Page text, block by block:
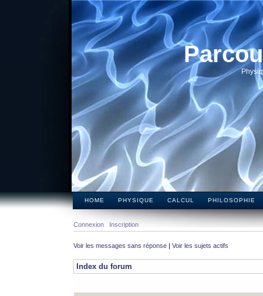
HOME PHYSIQUE CALCUL PHILOSOPHIE
Connexion Inscription
Voir les messages sans réponse | Voir les sujets actifs
Index du forum